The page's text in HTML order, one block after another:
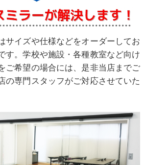
サイズや仕様などをオーダーしてお
す。学校や施設・各種教室など向け
ご希望の場合には、是非当店までご
の専門スタッフがご対応させていた